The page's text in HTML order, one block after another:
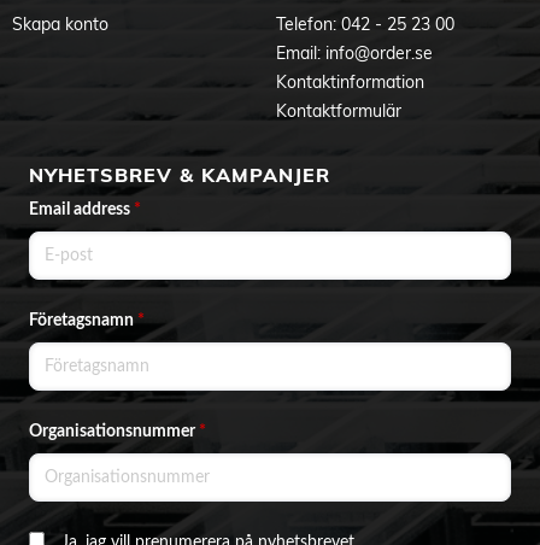
Skapa konto Telefon: 042 - 25 23 00
Email: info@order.se
Kontaktinformation
Kontaktformulär
NYHETSBREV & KAMPANJER
Email address *
Företagsnamn*
Organisationsnummer *